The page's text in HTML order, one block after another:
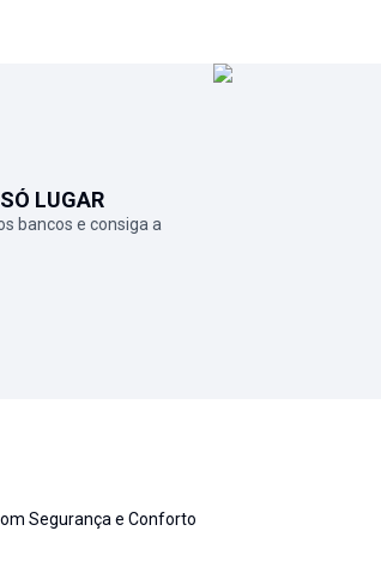
LUGAR
bancos e consiga a
Segurança e Conforto